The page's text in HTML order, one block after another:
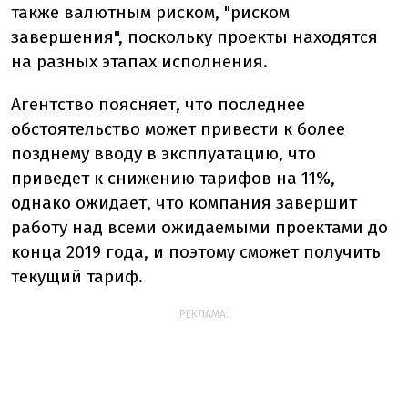
также валютным риском, "риском
завершения", поскольку проекты находятся
на разных этапах исполнения.
Агентство поясняет, что последнее
обстоятельство может привести к более
позднему вводу в эксплуатацию, что
приведет к снижению тарифов на 11%,
однако ожидает, что компания завершит
работу над всеми ожидаемыми проектами до
конца 2019 года, и поэтому сможет получить
текущий тариф.
РЕКЛАМА: